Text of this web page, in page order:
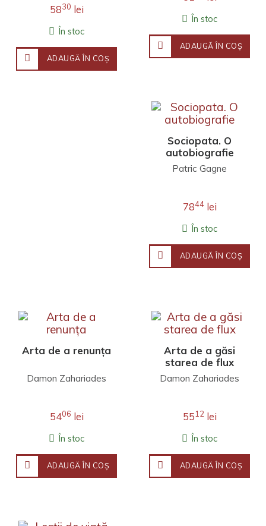
5830 lei
În stoc
ADAUGĂ ÎN COŞ
În stoc
ADAUGĂ ÎN COŞ
Sociopata. O
autobiografie
Patric Gagne
7844lei
În stoc
ADAUGĂ ÎN COŞ
Arta de a renunța
Damon Zahariades
5406 lei
În stoc
ADAUGĂ ÎN COŞ
Arta de a găsi
starea de flux
Damon Zahariades
5512lei
În stoc
ADAUGĂ ÎN COŞ